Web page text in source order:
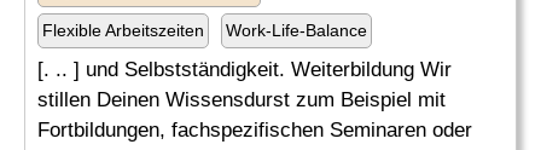
Flexible Arbeitszeiten Work-Life-Balance
[. .. ] und Selbstständigkeit. Weiterbildung Wir
stillen Deinen Wissensdurst zum Beispiel mit
Fortbildungen, fachspezifischen Seminaren oder